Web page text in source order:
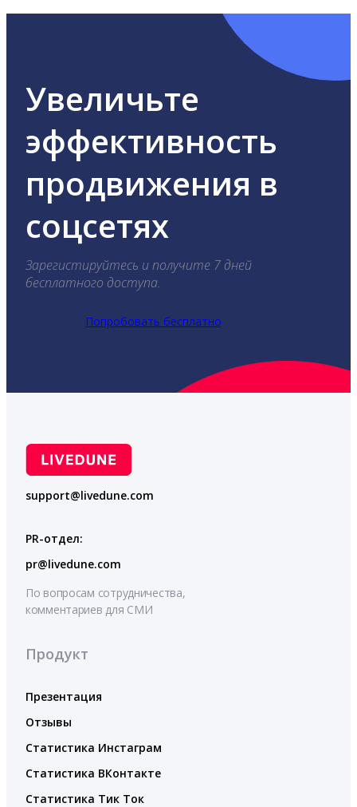
Увеличьте
эффективность
продвижения в
соцсетях
Зарегистируйтесь и получите 7 дней
бесплатного доступа.
Попробовать бесплатно
support@livedune.com
PR-отдел:
pr@livedune.com
По вопросам сотрудничества,
комментариев для СМИ
Продукт
Презентация
Отзывы
Статистика Инстаграм
Статистика ВКонтакте
Статистика Тик Ток